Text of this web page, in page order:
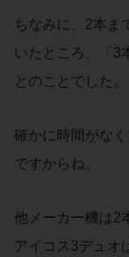
ちなみに、2本ま
いたところ、「3
とのことでした。
確かに時間がな
ですからね。
他メーカー機は2
アイコス3デュオ